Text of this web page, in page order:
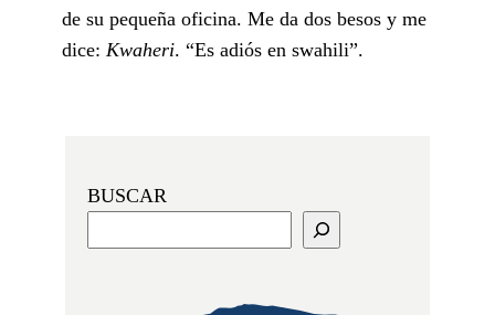
de su pequeña oficina. Me da dos besos y me
dice: Kwaheri. “Es adiós en swahili”.
BUSCAR